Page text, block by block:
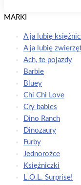
MARKI
A ja lubię
A ja lubię
Ach, te pojazdy
Barbie
Bluey
Chi Chi Love
Cry babies
Dino Ranch
Dinozaury
Furby
Jednorożce
Księżniczki
L.O.L. Surprise!